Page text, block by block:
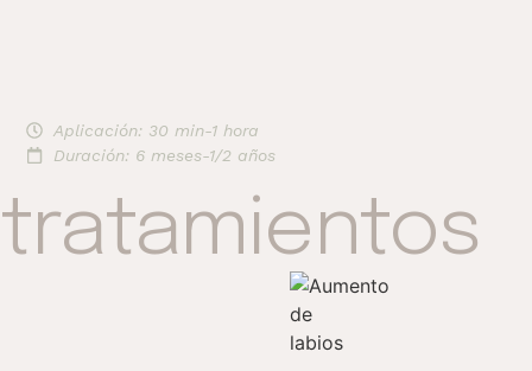
Aplicación: 30 min-1 hora
Duración: 6 meses-1/2 años
tratamientos